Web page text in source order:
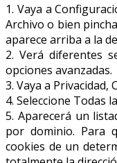
1. Vaya a
Archivo o bien
aparece arriba a la
2. Verá diferentes
opciones avanzadas.
3. Vaya a
4. Seleccione Todas
5. Aparecerá un
por dominio. Para
cookies de un